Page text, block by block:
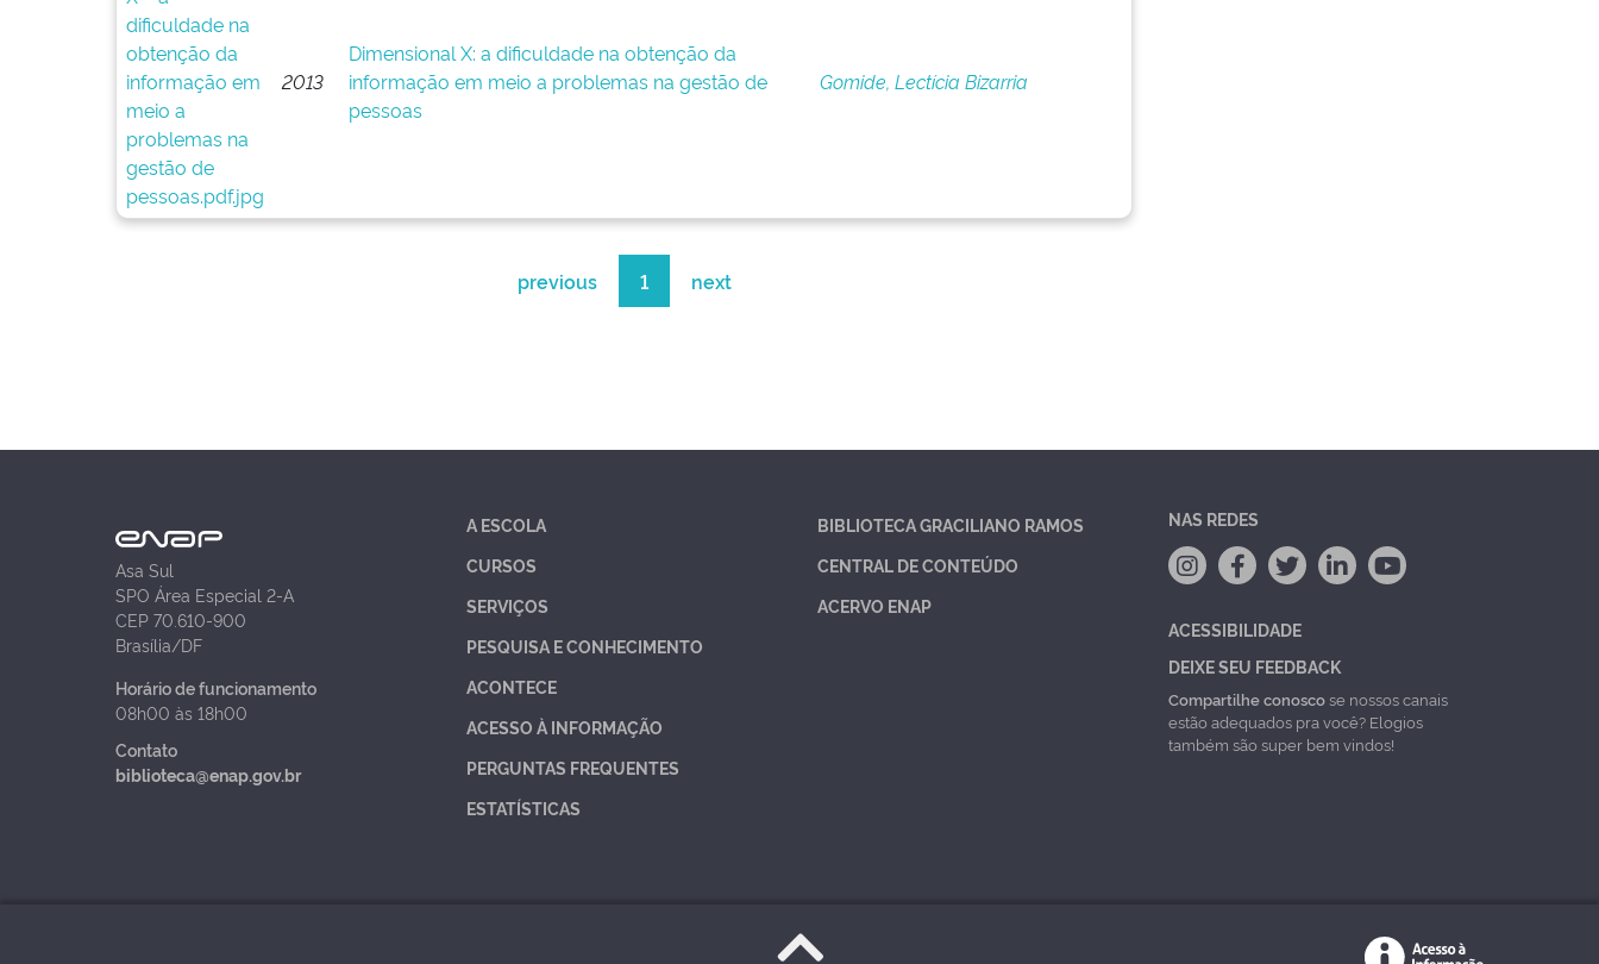
2013
Dimensional X: a dificuldade na obtenção da
informação em meio a problemas na gestão de
pessoas
Gomide, Lectícia Bizarria
previous 1 next
Asa Sul
SPO Área Especial 2-A
CEP 70.610-900
Brasília/DF
Horário de funcionamento
08h00 às 18h00
Contato
biblioteca@enap.gov.br
A ESCOLA
CURSOS
SERVIÇOS
PESQUISA E CONHECIMENTO
ACONTECE
ACESSO À INFORMAÇÃO
PERGUNTAS FREQUENTES
ESTATÍSTICAS
BIBLIOTECA GRACILIANO RAMOS
CENTRAL DE CONTEÚDO
ACERVO ENAP
NAS REDES
ACESSIBILIDADE
DEIXE SEU FEEDBACK
Compartilhe conoscose nossos canais
estão adequados pra você? Elogios
também são super bem vindos!